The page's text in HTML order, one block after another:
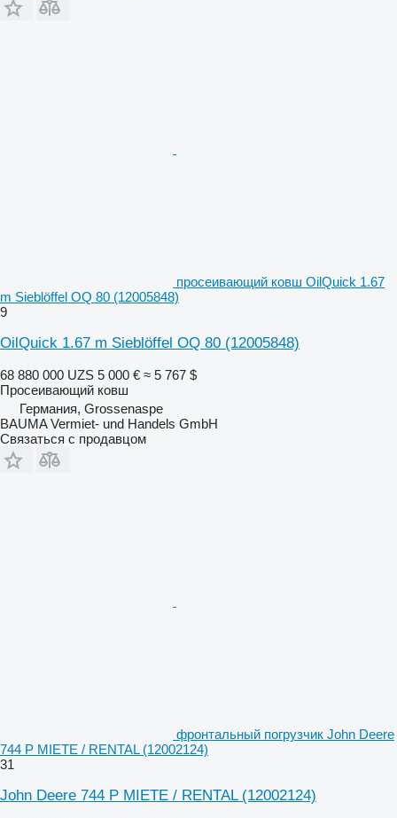
просеивающий ковш OilQuick 1.67
m Sieblöffel OQ 80 (12005848)
9
OilQuick 1.67 m Sieblöffel OQ 80 (12005848)
68 880 000 UZS 5 000 € ≈ 5 767 $
Просеивающий ковш
Германия, Grossenaspe
BAUMA Vermiet- und Handels GmbH
Связаться с продавцом
фронтальный погрузчик John Deere
744 P MIETE / RENTAL (12002124)
31
John Deere 744 P MIETE / RENTAL (12002124)